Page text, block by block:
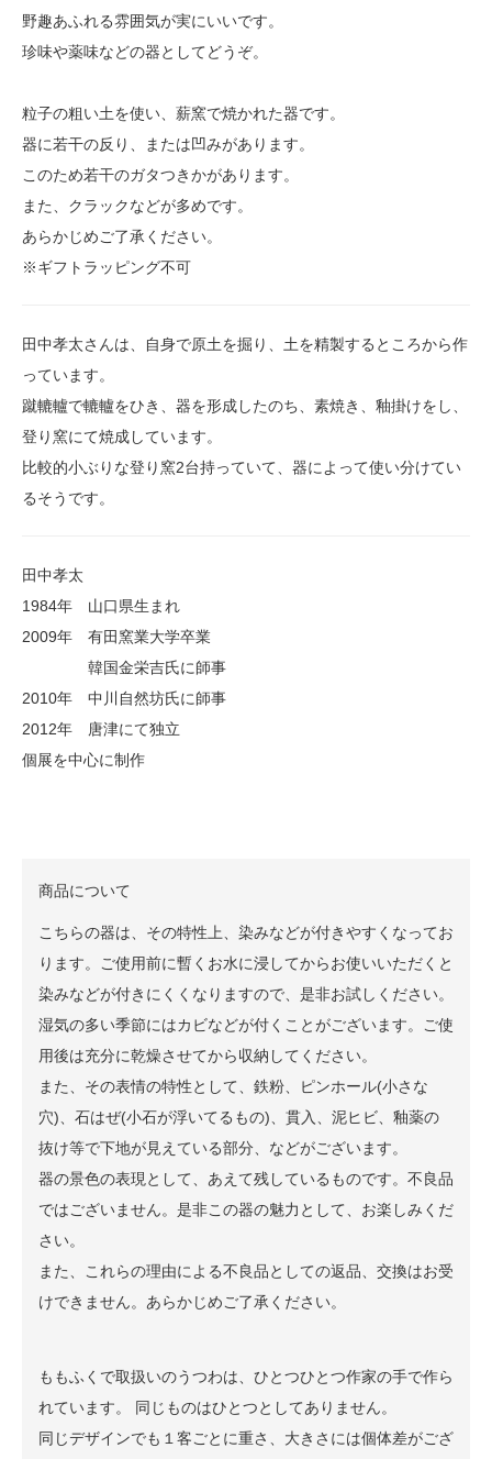
野趣あふれる雰囲気が実にいいです。
珍味や薬味などの器としてどうぞ。
粒子の粗い土を使い、薪窯で焼かれた器です。
器に若干の反り、または凹みがあります。
このため若干のガタつきかがあります。
また、クラックなどが多めです。
あらかじめご了承ください。
※ギフトラッピング不可
田中孝太さんは、自身で原土を掘り、土を精製するところから作
っています。
蹴轆轤で轆轤をひき、器を形成したのち、素焼き、釉掛けをし、
登り窯にて焼成しています。
比較的小ぶりな登り窯2台持っていて、器によって使い分けてい
るそうです。
田中孝太
1984年 山口県生まれ
2009年 有田窯業大学卒業
韓国金栄吉氏に師事
2010年 中川自然坊氏に師事
2012年 唐津にて独立
個展を中心に制作
商品について
こちらの器は、その特性上、染みなどが付きやすくなってお
ります。ご使用前に暫くお水に浸してからお使いいただくと
染みなどが付きにくくなりますので、是非お試しください。
湿気の多い季節にはカビなどが付くことがございます。ご使
用後は充分に乾燥させてから収納してください。
また、その表情の特性として、鉄粉、ピンホール(小さな
穴)、石はぜ(小石が浮いてるもの)、貫入、泥ヒビ、釉薬の
抜け等で下地が見えている部分、などがございます。
器の景色の表現として、あえて残しているものです。不良品
ではございません。是非この器の魅力として、お楽しみくだ
さい。
また、これらの理由による不良品としての返品、交換はお受
けできません。あらかじめご了承ください。
ももふくで取扱いのうつわは、ひとつひとつ作家の手で作ら
れています。 同じものはひとつとしてありません。
同じデザインでも１客ごとに重さ、大きさには個体差がござ